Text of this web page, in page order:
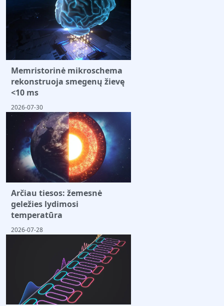
Memristorinė mikroschema
rekonstruoja smegenų žievę
<10 ms
2026-07-30
Arčiau tiesos: žemesnė
geležies lydimosi
temperatūra
2026-07-28